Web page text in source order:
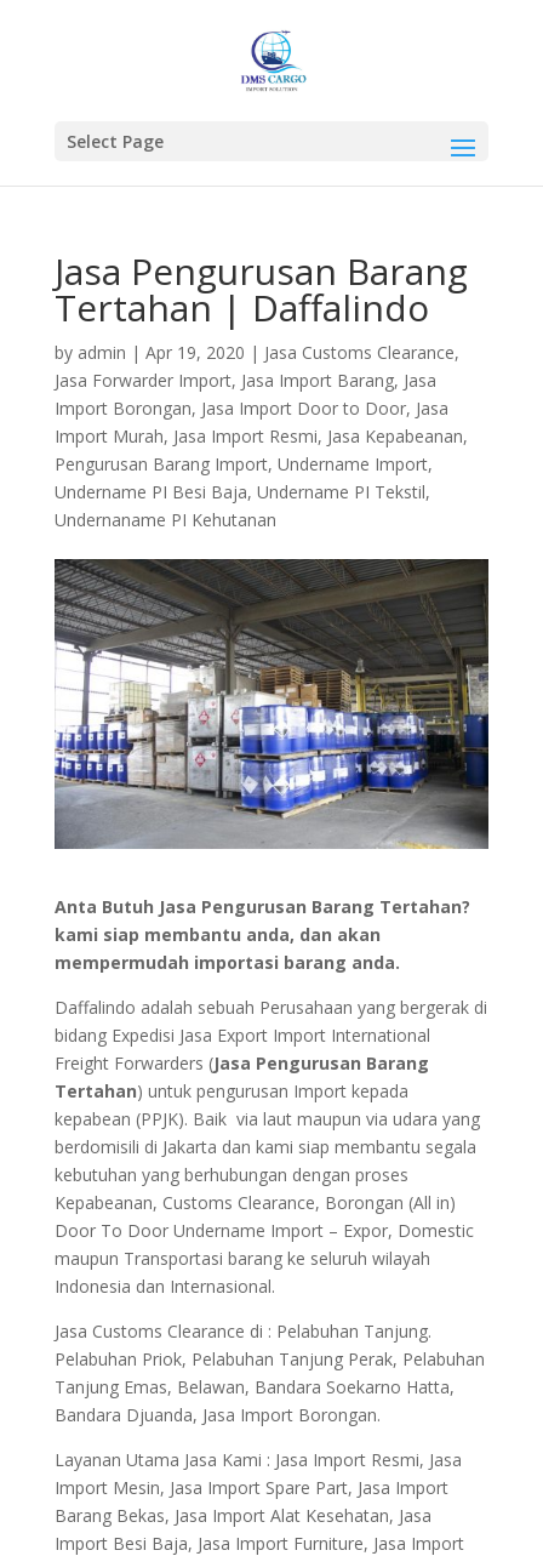
Select Page
Jasa Pengurusan Barang
Tertahan | Daffalindo
by admin | Apr 19, 2020 | Jasa Customs Clearance,
Jasa Forwarder Import, Jasa Import Barang, Jasa
Import Borongan, Jasa Import Door to Door, Jasa
Import Murah, Jasa Import Resmi, Jasa Kepabeanan,
Pengurusan Barang Import, Undername Import,
Undername PI Besi Baja, Undername PI Tekstil,
Undernaname PI Kehutanan
Anta Butuh Jasa Pengurusan Barang Tertahan?
kami siap membantu anda, dan akan
mempermudah importasi barang anda.
Daffalindo adalah sebuah Perusahaan yang bergerak di
bidang Expedisi Jasa Export Import International
Freight Forwarders (Jasa Pengurusan Barang
Tertahan) untuk pengurusan Import kepada
kepabean (PPJK). Baik via laut maupun via udara yang
berdomisili di Jakarta dan kami siap membantu segala
kebutuhan yang berhubungan dengan proses
Kepabeanan, Customs Clearance, Borongan (All in)
Door To Door Undername Import – Expor, Domestic
maupun Transportasi barang ke seluruh wilayah
Indonesia dan Internasional.
Jasa Customs Clearance di : Pelabuhan Tanjung.
Pelabuhan Priok, Pelabuhan Tanjung Perak, Pelabuhan
Tanjung Emas, Belawan, Bandara Soekarno Hatta,
Bandara Djuanda, Jasa Import Borongan.
Layanan Utama Jasa Kami : Jasa Import Resmi, Jasa
Import Mesin, Jasa Import Spare Part, Jasa Import
Barang Bekas, Jasa Import Alat Kesehatan, Jasa
Import Besi Baja, Jasa Import Furniture, Jasa Import